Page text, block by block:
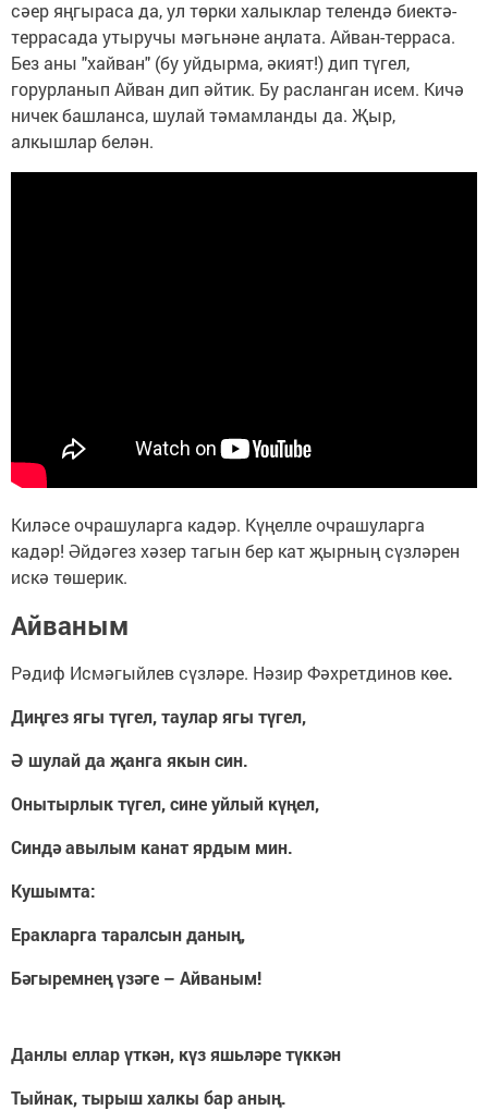
сәер яңгыраса да, ул төрки халыклар телендә биектә-
террасада утыручы мәгьнәне аңлата. Айван-терраса.
Без аны "хайван" (бу уйдырма, әкият!) дип түгел,
горурланып Айван дип әйтик. Бу расланган исем. Кичә
ничек башланса, шулай тәмамланды да. Җыр,
алкышлар белән.
Киләсе очрашуларга кадәр. Күңелле очрашуларга
кадәр! Әйдәгез хәзер тагын бер кат җырның сүзләрен
искә төшерик.
Айваным
Рәдиф Исмәгыйлев сүзләре. Нәзир Фәхретдинов көе.
Диңгез ягы түгел, таулар ягы түгел,
Ә шулай да җанга якын син.
Онытырлык түгел, сине уйлый күңел,
Синдә авылым канат ярдым мин.
Кушымта:
Еракларга таралсын даның,
Бәгыремнең үзәге – Айваным!
Данлы еллар үткән, күз яшьләре түккән
Тыйнак, тырыш халкы бар аның.